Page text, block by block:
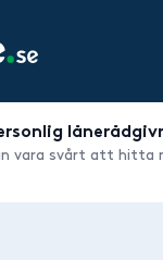
vara svårt att hitta